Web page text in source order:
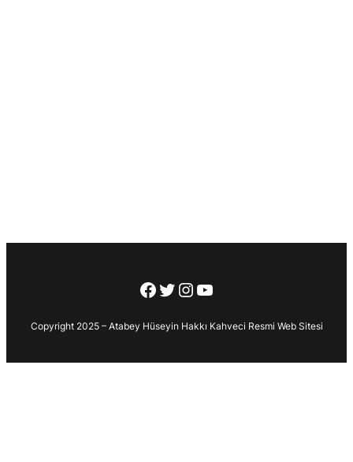
Facebook
Twitter
Instagram
YouTube
Copyright 2025 – Atabey Hüseyin Hakkı Kahveci Resmi Web Sitesi